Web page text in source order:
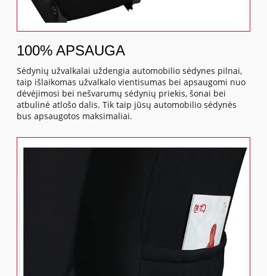
100% APSAUGA
Sėdynių užvalkalai uždengia automobilio sėdynes pilnai,
taip išlaikomas užvalkalo vientisumas bei apsaugomi nuo
dėvėjimosi bei nešvarumų sėdynių priekis, šonai bei
atbulinė atlošo dalis. Tik taip jūsų automobilio sėdynės
bus apsaugotos maksimaliai.